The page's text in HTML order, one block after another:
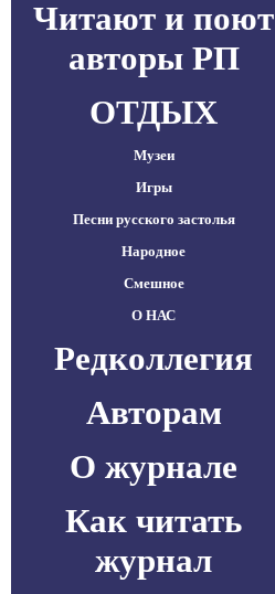
Читают и поют
авторы РП
ОТДЫХ
Музеи
Игры
Песни русского застолья
Народное
Смешное
О НАС
Редколлегия
Авторам
О журнале
Как читать
журнал